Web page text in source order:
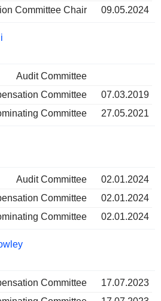
Committee Chair
09.05.2024
Audit Committee
Committee
07.03.2019
Committee
27.05.2021
Audit Committee
02.01.2024
Committee
02.01.2024
Committee
02.01.2024
Committee
17.07.2023